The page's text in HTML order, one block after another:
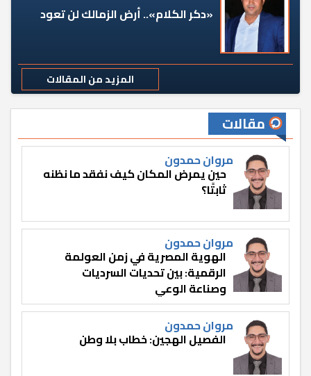
«دكر الكلام».. أرض الزمالك لن تعود
المزيد من المقالات
مقالات
مروان حمدون
حين يمرض المكان كيف نفقد ما نظنه
ثابتًا؟
مروان حمدون
الهوية المصرية في زمن العولمة
الرقمية: بين تحديات السرديات
وصناعة الوعي
مروان حمدون
الفصيل الهجين: خطاب بلا وطن